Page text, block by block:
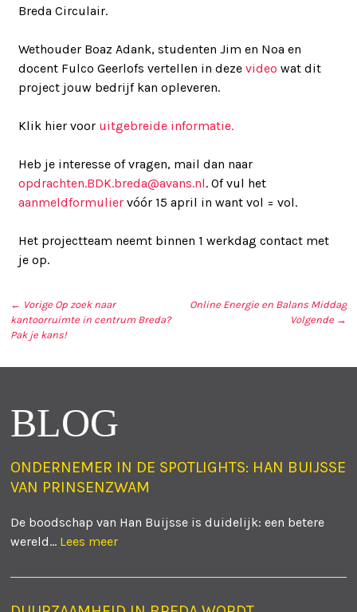
Breda Circulair.
Wethouder Boaz Adank, studenten Jim en Noa en
docent Fulco Geerlofs vertellen in deze video wat dit
project jouw bedrijf kan opleveren.
Klik hier voor uitgebreide informatie.
Heb je interesse of vragen, mail dan naar
opdrachten.BDK.breda@avans.nl. Of vul het
aanmeldformuliervóór 15 april in want vol = vol.
Het projectteam neemt binnen 1 werkdag contact met
je op.
BERICHT NAVIGATIE
← VorigeOp zoek naar
kantoorruimte in centrum Breda?
Pak je kans!
Online Energie en Balans Middag
Volgende →
BLOG
ONDERNEMER IN DE SPOTLIGHTS: HAN BUIJSSE
VAN PRINSENZWAM
De boodschap van Han Buijsse is duidelijk: een betere
wereld... Lees meer